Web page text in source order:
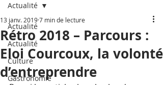
Actualité
Actualité
Culture
Gastronomie
Actualité
Rétro 2018 – Parcours :
Eloi Courcoux, la volonté
d’entreprendre
13 janv. 20197 min de lecture